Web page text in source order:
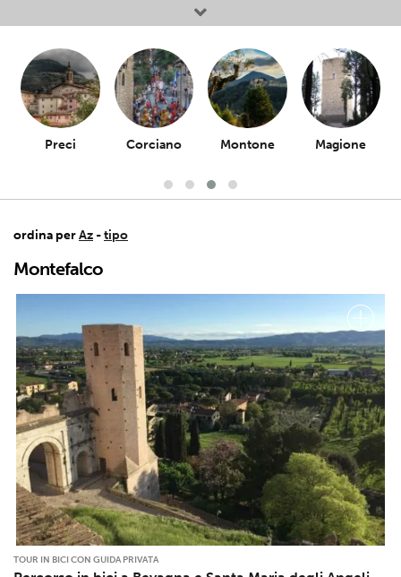
Attività preferite
Preci Corciano Montone Magione
ordina perAz -tipo
Montefalco
TOUR IN BICI CON GUIDA PRIVATA